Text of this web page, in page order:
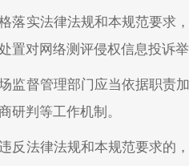
落实法律法规和本规范要求
置对网络测评侵权信息投诉举
监督管理部门应当依据职责
研判等工作机制。
反法律法规和本规范要求的